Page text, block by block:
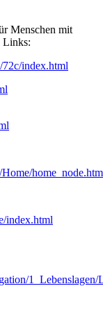
Menschen mit
Links:
index.html
index.html
1_Lebenslagen/